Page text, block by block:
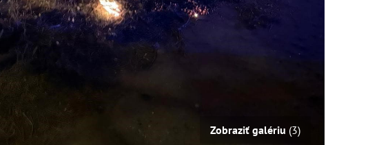
Zobraziť galériu (3)